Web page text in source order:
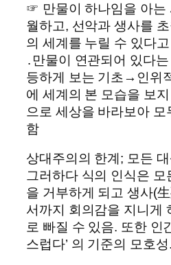
☞ 만물이 하나임을 아는
월하고, 선악과 생사를
의 세계를 누릴 수 있다
․만물이 연관되어 있다
등하게 보는 기초→인위
에 세계의 본 모습을 보
으로 세상을 바라보아
함
상대주의의 한계; 모든
그러하다 식의 인식은
을 거부하게 되고 생사(
서까지 회의감을 지니게
로 빠질 수 있음. 또한 인
스럽다’ 의 기준의 모호성.